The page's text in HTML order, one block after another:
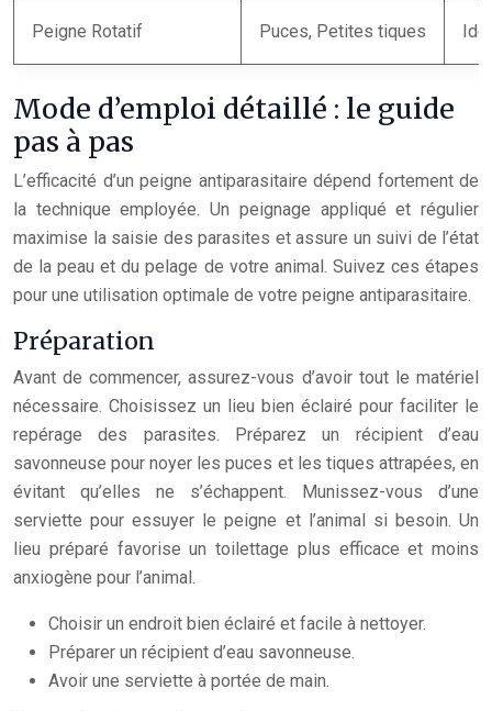
Peigne Rotatif Puces, Petites tiques
Mode d’emploi détaillé : le guide
pas à pas
L’efficacité d’un peigne antiparasitaire dépend fortement de
la technique employée. Un peignage appliqué et régulier
maximise la saisie des parasites et assure un suivi de l’état
de la peau et du pelage de votre animal. Suivez ces étapes
pour une utilisation optimale de votre peigne antiparasitaire.
Préparation
Avant de commencer, assurez-vous d’avoir tout le matériel
nécessaire. Choisissez un lieu bien éclairé pour faciliter le
repérage des parasites. Préparez un récipient d’eau
savonneuse pour noyer les puces et les tiques attrapées, en
évitant qu’elles ne s’échappent. Munissez-vous d’une
serviette pour essuyer le peigne et l’animal si besoin. Un
lieu préparé favorise un toilettage plus efficace et moins
anxiogène pour l’animal.
Choisir un endroit bien éclairé et facile à nettoyer.
Préparer un récipient d’eau savonneuse.
Avoir une serviette à portée de main.